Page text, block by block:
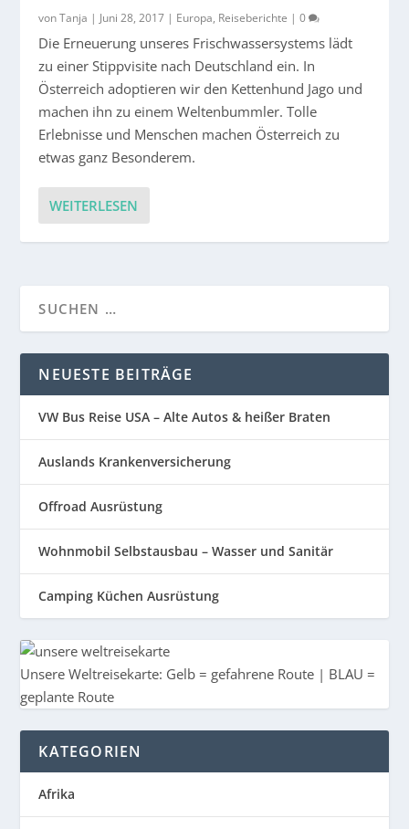
vonTanja | Juni 28, 2017 | Europa, Reiseberichte |0
Die Erneuerung unseres Frischwassersystems lädt
zu einer Stippvisite nach Deutschland ein. In
Österreich adoptieren wir den Kettenhund Jago und
machen ihn zu einem Weltenbummler. Tolle
Erlebnisse und Menschen machen Österreich zu
etwas ganz Besonderem.
WEITERLESEN
NEUESTE BEITRÄGE
VW Bus Reise USA – Alte Autos & heißer Braten
Auslands Krankenversicherung
Offroad Ausrüstung
Wohnmobil Selbstausbau – Wasser und Sanitär
Camping Küchen Ausrüstung
Unsere Weltreisekarte: Gelb = gefahrene Route | BLAU =
geplante Route
KATEGORIEN
Afrika